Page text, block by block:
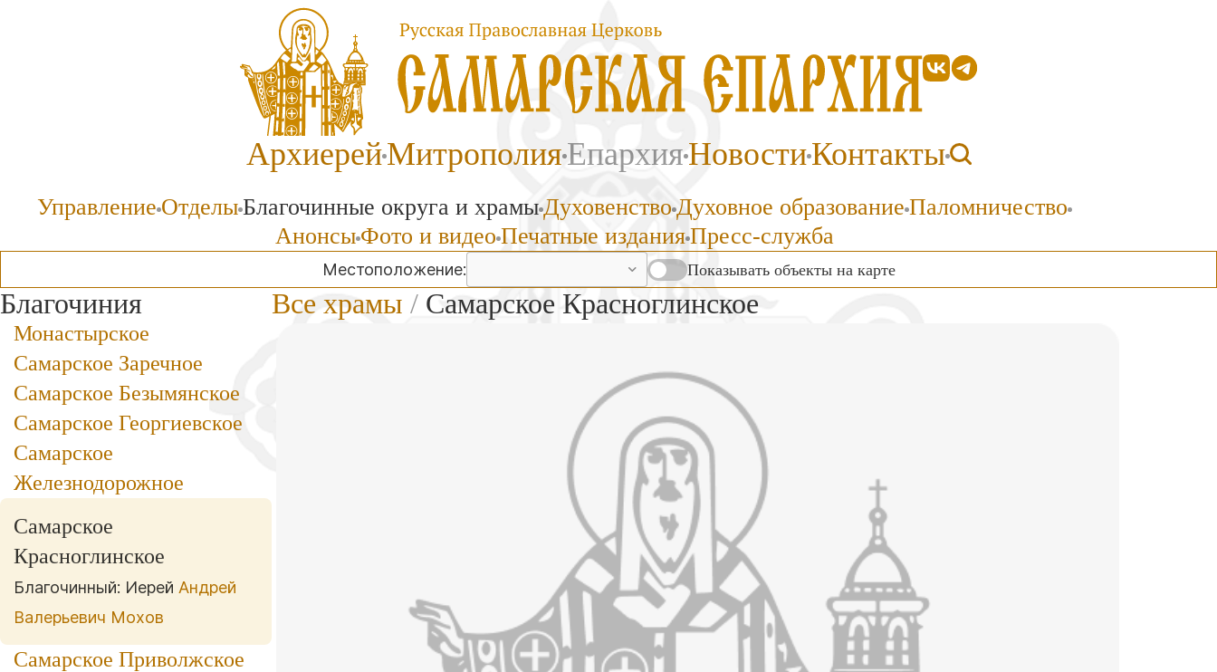
АрхиерейМитрополияЕпархияНовостиКонтакты
УправлениеОтделыБлагочинные округа и храмыДуховенствоДуховное образованиеПаломничество
АнонсыФото и видеоПечатные изданияПресс-служба
Местоположение: Показывать объекты на карте
Благочиния
Монастырское
Самарское Заречное
Самарское Безымянское
Самарское Георгиевское
Самарское
Железнодорожное
Самарское
Красноглинское
Благочинный: Иерей Андрей
Валерьевич Мохов
Самарское Приволжское
Все храмы / Самарское Красноглинское